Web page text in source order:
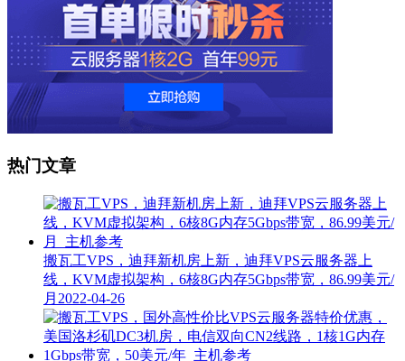
热门文章
搬瓦工VPS，迪拜新机房上新，迪拜VPS云服务器上
线，KVM虚拟架构，6核8G内存5Gbps带宽，86.99美元/
月 2022-04-26